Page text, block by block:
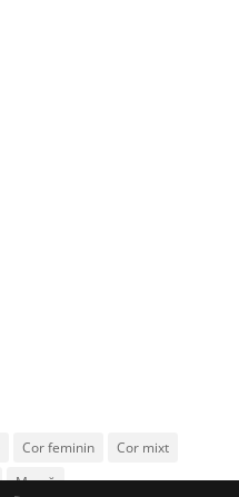
Cor feminin
Cor mixt
Mamă